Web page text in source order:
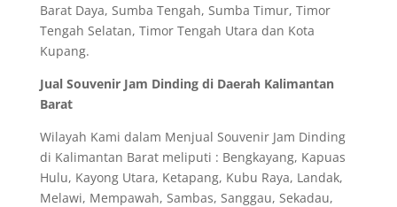
Barat Daya, Sumba Tengah, Sumba Timur, Timor
Tengah Selatan, Timor Tengah Utara dan Kota
Kupang.
Jual Souvenir Jam Dinding di Daerah Kalimantan
Barat
Wilayah Kami dalam Menjual Souvenir Jam Dinding
di Kalimantan Barat meliputi : Bengkayang, Kapuas
Hulu, Kayong Utara, Ketapang, Kubu Raya, Landak,
Melawi, Mempawah, Sambas, Sanggau, Sekadau,